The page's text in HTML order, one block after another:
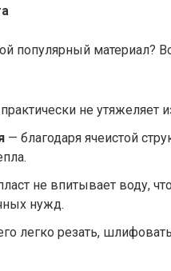
популярный материал?
не утяжеляет
— благодаря ячеистой
не впитывает воду,
нужд.
легко резать,